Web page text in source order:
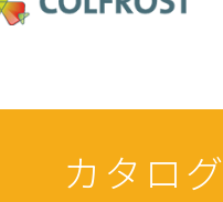
カタログ